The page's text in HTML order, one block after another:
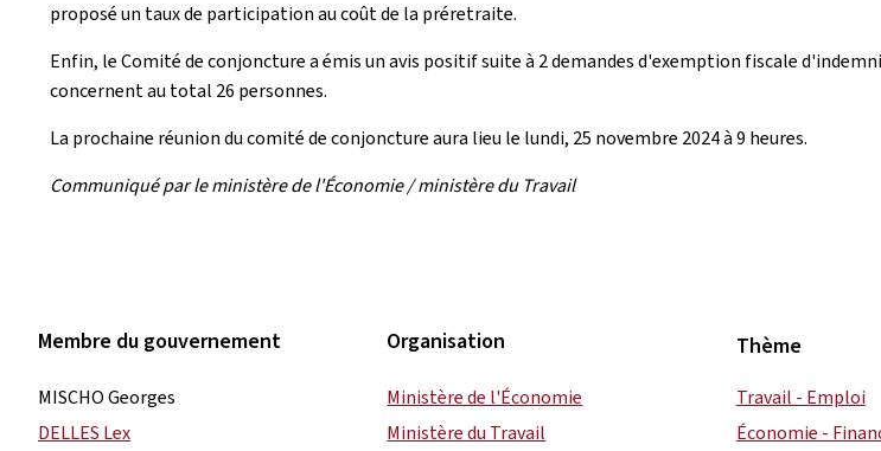
proposé un taux de participation au coût de la préretraite.
Enfin, le Comité de conjoncture a émis un avis positif suite à 2 demandes d'exemption fiscale
concernent au total 26 personnes.
La prochaine réunion du comité de conjoncture aura lieu le lundi, 25 novembre 2024 à 9 heures.
Communiqué par le ministère de l'Économie / ministère du Travail
Membre du gouvernement
MISCHO Georges
DELLES Lex
Organisation
Ministère de l'Économie
Ministère du Travail
Thème
Travail - Emploi
Économie -